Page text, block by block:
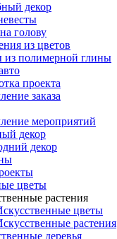
декор
голову
из цветов
из полимерной глины
проекта
заказа
мероприятий
декор
декор
цветы
растения
цветы
растения
деревья